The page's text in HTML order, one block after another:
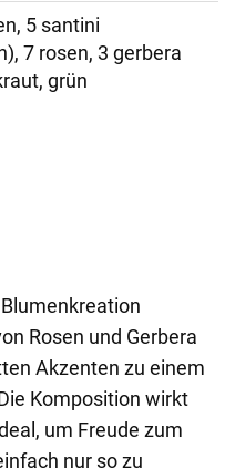
5 santini
7 rosen, 3 gerbera
grün
Rosen und Gerbera
Akzenten zu einem
Komposition wirkt
um Freude zum
nur so zu